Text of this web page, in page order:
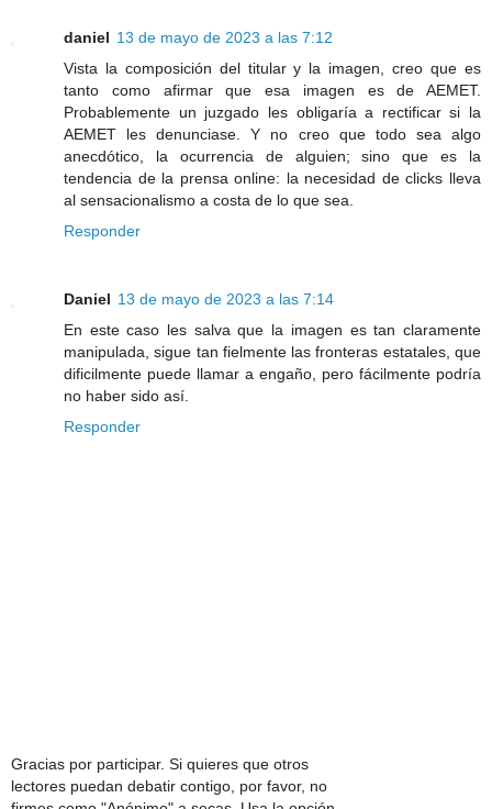
daniel 13 de mayo de 2023 a las 7:12
Vista la composición del titular y la imagen, creo que es
tanto como afirmar que esa imagen es de AEMET.
Probablemente un juzgado les obligaría a rectificar si la
AEMET les denunciase. Y no creo que todo sea algo
anecdótico, la ocurrencia de alguien; sino que es la
tendencia de la prensa online: la necesidad de clicks lleva
al sensacionalismo a costa de lo que sea.
Responder
Daniel 13 de mayo de 2023 a las 7:14
En este caso les salva que la imagen es tan claramente
manipulada, sigue tan fielmente las fronteras estatales, que
dificilmente puede llamar a engaño, pero fácilmente podría
no haber sido así.
Responder
Gracias por participar. Si quieres que otros
lectores puedan debatir contigo, por favor, no